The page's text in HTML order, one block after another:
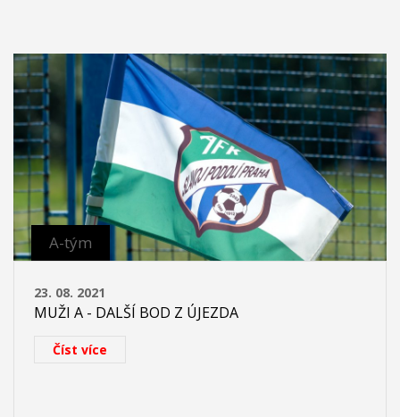
A-tým
23. 08. 2021
MUŽI A - DALŠÍ BOD Z ÚJEZDA
Číst více